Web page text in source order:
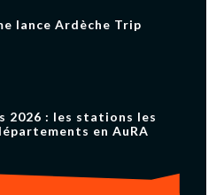
lance Ardèche Trip
2026 : les stations les
en AuRA